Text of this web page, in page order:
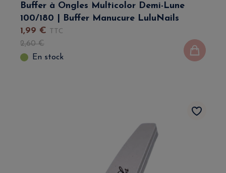
Buffer à Ongles Multicolor Demi-Lune
100/180 | Buffer Manucure LuluNails
1,99 € TTC
2,60€
En stock